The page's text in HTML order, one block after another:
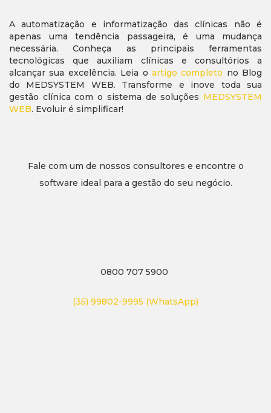
A automatização e informatização das clínicas não é
apenas uma tendência passageira, é uma mudança
necessária. Conheça as principais ferramentas
tecnológicas que auxiliam clínicas e consultórios a
alcançar sua excelência. Leia o artigo completo no Blog
do MEDSYSTEM WEB. Transforme e inove toda sua
gestão clínica com o sistema de soluções MEDSYSTEM
WEB. Evoluir é simplificar!
Fale com um de nossos consultores e encontre o
software ideal para a gestão do seu negócio.
0800 707 5900
(35) 99802-9995 (WhatsApp)